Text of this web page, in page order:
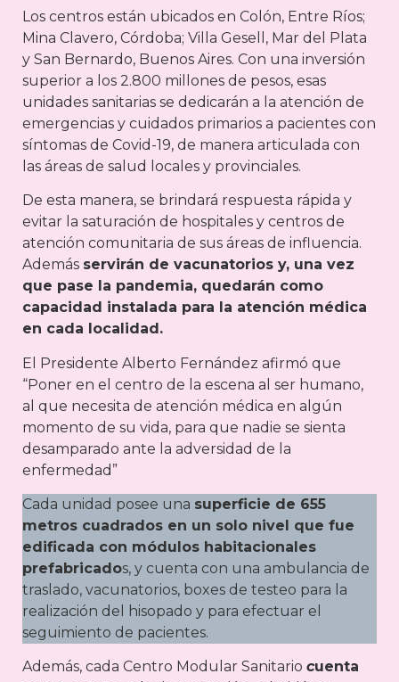
Los centros están ubicados en Colón, Entre Ríos;
Mina Clavero, Córdoba; Villa Gesell, Mar del Plata
y San Bernardo, Buenos Aires. Con una inversión
superior a los 2.800 millones de pesos, esas
unidades sanitarias se dedicarán a la atención de
emergencias y cuidados primarios a pacientes con
síntomas de Covid-19, de manera articulada con
las áreas de salud locales y provinciales.
De esta manera, se brindará respuesta rápida y
evitar la saturación de hospitales y centros de
atención comunitaria de sus áreas de influencia.
Además servirán de vacunatorios y, una vez
que pase la pandemia, quedarán como
capacidad instalada para la atención médica
en cada localidad.
El Presidente Alberto Fernández afirmó que
“Poner en el centro de la escena al ser humano,
al que necesita de atención médica en algún
momento de su vida, para que nadie se sienta
desamparado ante la adversidad de la
enfermedad”
Cada unidad posee una superficie de 655
metros cuadrados en un solo nivel que fue
edificada con módulos habitacionales
prefabricados, y cuenta con una ambulancia de
traslado, vacunatorios, boxes de testeo para la
realización del hisopado y para efectuar el
seguimiento de pacientes.
Además, cada Centro Modular Sanitario cuenta